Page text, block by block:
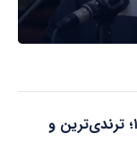
۱۵ مدل مانتو ۱۴۰۴؛ ترندی‌ترین و